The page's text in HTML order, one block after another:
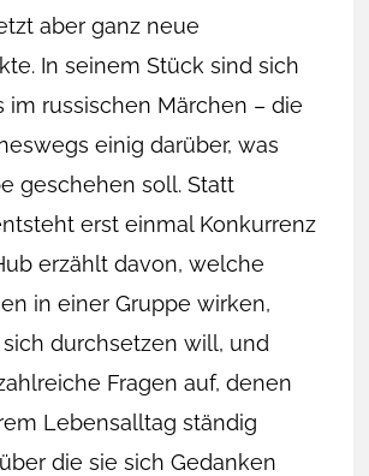
aber ganz neue
In seinem Stück sind sich
im russischen Märchen – die
einig darüber, was
geschehen soll. Statt
erst einmal Konkurrenz
erzählt davon, welche
in einer Gruppe wirken,
durchsetzen will, und
Fragen auf, denen
Lebensalltag ständig
die sie sich Gedanken